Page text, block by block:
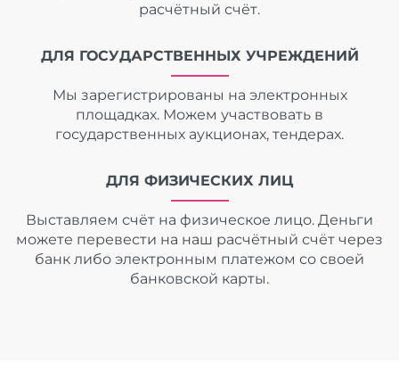
расчётный счёт.
ДЛЯ ГОСУДАРСТВЕННЫХ УЧРЕЖДЕНИЙ
Мы зарегистрированы на электронных
площадках. Можем участвовать в
государственных аукционах, тендерах.
ДЛЯ ФИЗИЧЕСКИХ ЛИЦ
Выставляем счёт на физическое лицо. Деньги
можете перевести на наш расчётный счёт через
банк либо электронным платежом со своей
банковской карты.